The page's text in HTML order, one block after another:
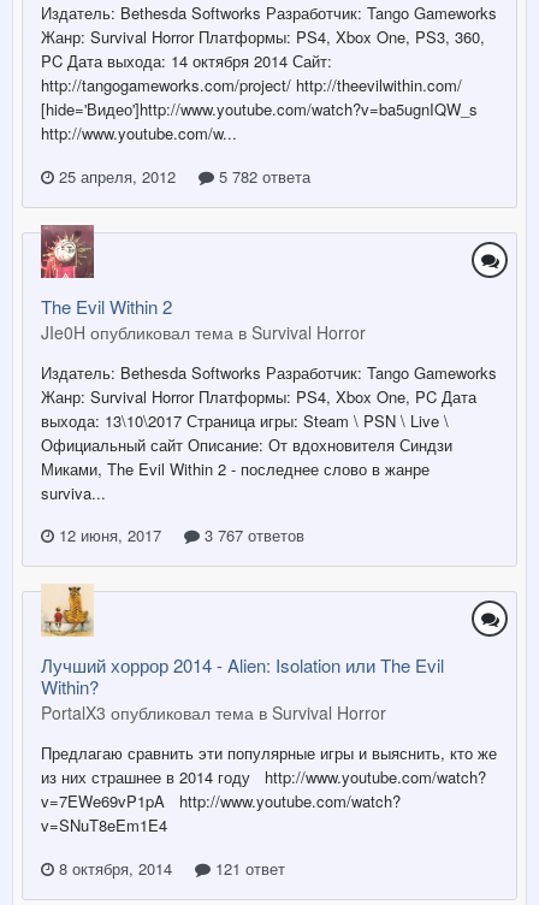
Издатель: Bethesda Softworks Разработчик: Tango Gameworks
Жанр: Survival Horror Платформы: PS4, Xbox One, PS3, 360,
PC Дата выхода: 14 октября 2014 Сайт:
http://tangogameworks.com/project/ http://theevilwithin.com/
[hide='Видео']http://www.youtube.com/watch?v=ba5ugnIQW_s
http://www.youtube.com/w...
25 апреля, 2012
5 782 ответа
The Evil Within 2
JIe0H опубликовал тема в Survival Horror
Издатель: Bethesda Softworks Разработчик: Tango Gameworks
Жанр: Survival Horror Платформы: PS4, Xbox One, PC Дата
выхода: 13\10\2017 Страница игры: Steam \ PSN \ Live \
Официальный сайт Описание: От вдохновителя Синдзи
Миками, The Evil Within 2 - последнее слово в жанре
surviva...
12 июня, 2017
3 767 ответов
Лучший хоррор 2014 - Alien: Isolation или The Evil
Within?
PortalX3 опубликовал тема в Survival Horror
Предлагаю сравнить эти популярные игры и выяснить, кто же
из них страшнее в 2014 году http://www.youtube.com/watch?
v=7EWe69vP1pA http://www.youtube.com/watch?
v=SNuT8eEm1E4
8 октября, 2014
121 ответ